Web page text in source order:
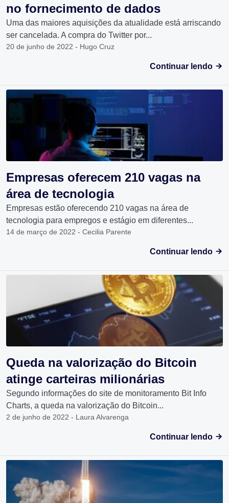
no fornecimento de dados
Uma das maiores aquisições da atualidade está arriscando
ser cancelada. A compra do Twitter por...
20 de junho de 2022 - Hugo Cruz
Continuar lendo
Empresas oferecem 210 vagas na
área de tecnologia
Empresas estão oferecendo 210 vagas na área de
tecnologia para empregos e estágio em diferentes...
14 de março de 2022 - Cecilia Parente
Continuar lendo
Queda na valorização do Bitcoin
atinge carteiras milionárias
Segundo informações do site de monitoramento Bit Info
Charts, a queda na valorização do Bitcoin...
2 de junho de 2022 - Laura Alvarenga
Continuar lendo